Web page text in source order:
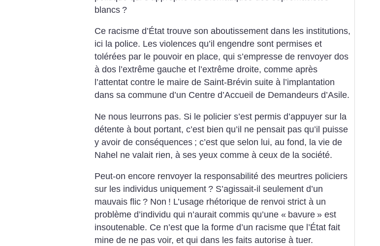
blancs ?
Ce racisme d’État trouve son aboutissement dans les institutions,
ici la police. Les violences qu’il engendre sont permises et
tolérées par le pouvoir en place, qui s’empresse de renvoyer dos
à dos l’extrême gauche et l’extrême droite, comme après
l’attentat contre le maire de Saint-Brévin suite à l’implantation
dans sa commune d’un Centre d’Accueil de Demandeurs d’Asile.
Ne nous leurrons pas. Si le policier s’est permis d’appuyer sur la
détente à bout portant, c’est bien qu’il ne pensait pas qu’il puisse
y avoir de conséquences ; c’est que selon lui, au fond, la vie de
Nahel ne valait rien, à ses yeux comme à ceux de la société.
Peut-on encore renvoyer la responsabilité des meurtres policiers
sur les individus uniquement ? S’agissait-il seulement d’un
mauvais flic ? Non ! L’usage rhétorique de renvoi strict à un
problème d’individu qui n’aurait commis qu’une « bavure » est
insoutenable. Ce n’est que la forme d’un racisme que l’État fait
mine de ne pas voir, et qui dans les faits autorise à tuer.